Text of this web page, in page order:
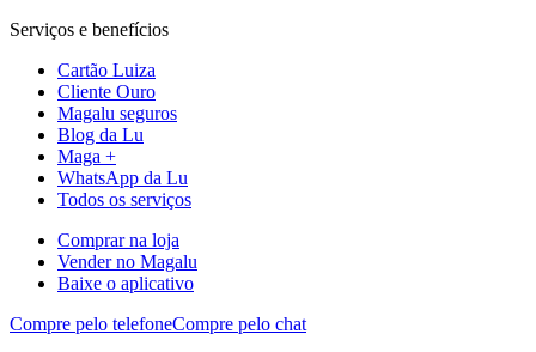
Serviços e benefícios
Cartão Luiza
Cliente Ouro
Magalu seguros
Blog da Lu
Maga +
WhatsApp da Lu
Todos os serviços
Comprar na loja
Vender no Magalu
Baixe o aplicativo
Compre pelo telefoneCompre pelo chat